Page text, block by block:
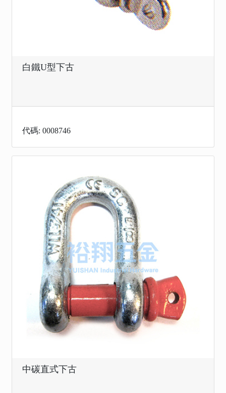
白鐵U型下古
代碼: 0008746
中碳直式下古